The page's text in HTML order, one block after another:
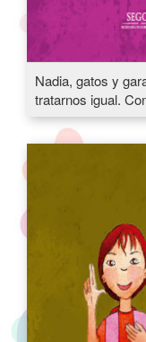
Nadia, gatos y
tratarnos igual.